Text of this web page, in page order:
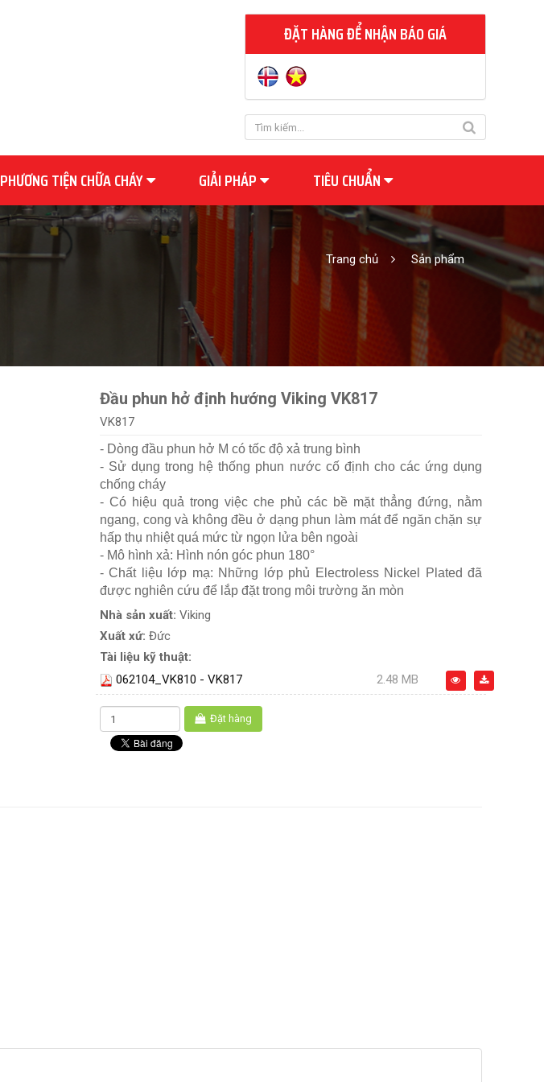
ĐẶT HÀNG ĐỂ NHẬN BÁO GIÁ
PHƯƠNG TIỆN CHỮA CHÁY GIẢI PHÁP TIÊU CHUẨN
Trang chủ Sản phẩm
Đầu phun hở định hướng Viking VK817
VK817
- Dòng đầu phun hở M có tốc độ xả trung bình
- Sử dụng trong hệ thống phun nước cố định cho các ứng dụng
chống cháy
- Có hiệu quả trong việc che phủ các bề mặt thẳng đứng, nằm
ngang, cong và không đều ở dạng phun làm mát để ngăn chặn sự
hấp thụ nhiệt quá mức từ ngọn lửa bên ngoài
- Mô hình xả: Hình nón góc phun 180°
- Chất liệu lớp mạ: Những lớp phủ Electroless Nickel Plated đã
được nghiên cứu để lắp đặt trong môi trường ăn mòn
Nhà sản xuất: Viking
Xuất xứ: Đức
Tài liệu kỹ thuật:
062104_VK810 - VK817
2.48 MB
Đặt hàng